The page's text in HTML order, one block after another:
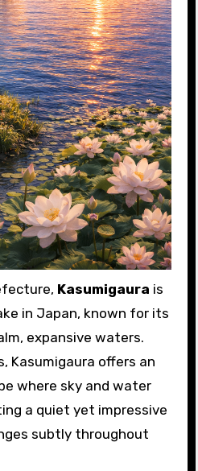
Kasumigaura is
in Japan, known for its
expansive waters.
Kasumigaura offers an
where sky and water
a quiet yet impressive
subtly throughout